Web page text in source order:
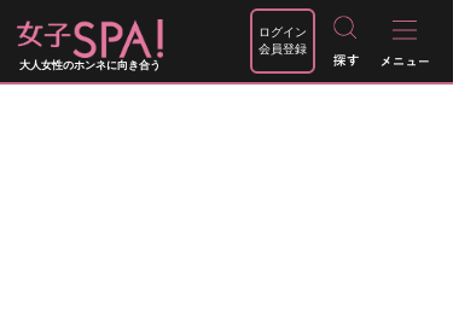
大人女性のホンネに向き合う
ログイン
会員登録